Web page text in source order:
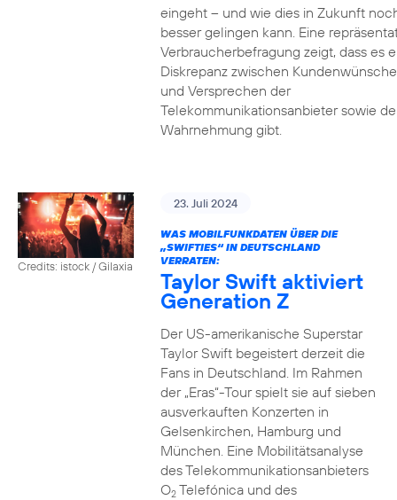
eingeht – und wie dies in Zukunft
besser gelingen kann. Eine
Verbraucherbefragung zeigt, dass es
Diskrepanz zwischen
und Versprechen der
Telekommunikationsanbieter sowie
Wahrnehmung gibt.
Credits: istock / Gilaxia
23. Juli 2024
WAS MOBILFUNKDATEN ÜBER DIE
„SWIFTIES“ IN DEUTSCHLAND
VERRATEN:
Taylor Swift aktiviert
Generation Z
Der US-amerikanische Superstar
Taylor Swift begeistert derzeit die
Fans in Deutschland. Im Rahmen
der „Eras“-Tour spielt sie auf sieben
ausverkauften Konzerten in
Gelsenkirchen, Hamburg und
München. Eine Mobilitätsanalyse
des Telekommunikationsanbieters
O2Telefónica und des